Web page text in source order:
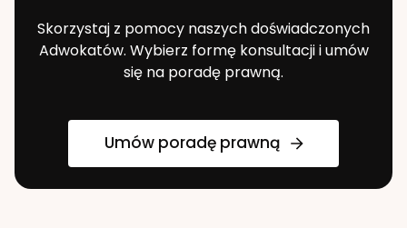
Skorzystaj z pomocy naszych doświadczonych
Adwokatów. Wybierz formę konsultacji i umów
się na poradę prawną.
Umów poradę prawną